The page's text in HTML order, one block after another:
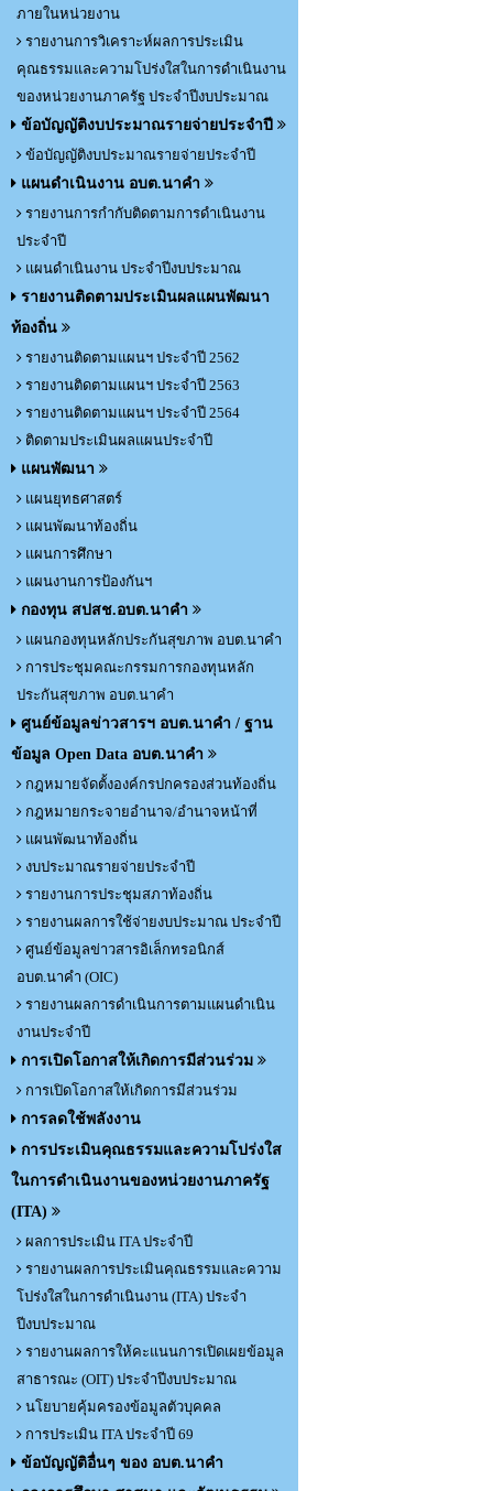
ภายในหน่วยงาน
รายงานการวิเคราะห์ผลการประเมิน
คุณธรรมและความโปร่งใสในการดำเนินงาน
ของหน่วยงานภาครัฐ ประจำปีงบประมาณ
ข้อบัญญัติงบประมาณรายจ่ายประจำปี
ข้อบัญญัติงบประมาณรายจ่ายประจำปี
แผนดำเนินงาน อบต.นาคำ
รายงานการกำกับติดตามการดำเนินงาน
ประจำปี
แผนดำเนินงาน ประจำปีงบประมาณ
รายงานติดตามประเมินผลแผนพัฒนา
ท้องถิ่น
รายงานติดตามแผนฯ ประจำปี 2562
รายงานติดตามแผนฯ ประจำปี 2563
รายงานติดตามแผนฯ ประจำปี 2564
ติดตามประเมินผลแผนประจำปี
แผนพัฒนา
แผนยุทธศาสตร์
แผนพัฒนาท้องถิ่น
แผนการศึกษา
แผนงานการป้องกันฯ
กองทุน สปสช.อบต.นาคำ
แผนกองทุนหลักประกันสุขภาพ อบต.นาคำ
การประชุมคณะกรรมการกองทุนหลัก
ประกันสุขภาพ อบต.นาคำ
ศูนย์ข้อมูลข่าวสารฯ อบต.นาคำ / ฐาน
ข้อมูล Open Data อบต.นาคำ
กฎหมายจัดตั้งองค์กรปกครองส่วนท้องถิ่น
กฎหมายกระจายอำนาจ/อำนาจหน้าที่
แผนพัฒนาท้องถิ่น
งบประมาณรายจ่ายประจำปี
รายงานการประชุมสภาท้องถิ่น
รายงานผลการใช้จ่ายงบประมาณ ประจำปี
ศูนย์ข้อมูลข่าวสารอิเล็กทรอนิกส์
อบต.นาคำ (OIC)
รายงานผลการดำเนินการตามแผนดำเนิน
งานประจำปี
การเปิดโอกาสให้เกิดการมีส่วนร่วม
การเปิดโอกาสให้เกิดการมีส่วนร่วม
การลดใช้พลังงาน
การประเมินคุณธรรมและความโปร่งใส
ในการดำเนินงานของหน่วยงานภาครัฐ
(ITA)
ผลการประเมิน ITA ประจำปี
รายงานผลการประเมินคุณธรรมและความ
โปร่งใสในการดำเนินงาน (ITA) ประจำ
ปีงบประมาณ
รายงานผลการให้คะแนนการเปิดเผยข้อมูล
สาธารณะ (OIT) ประจำปีงบประมาณ
นโยบายคุ้มครองข้อมูลตัวบุคคล
การประเมิน ITA ประจำปี 69
ข้อบัญญัติอื่นๆ ของ อบต.นาคำ